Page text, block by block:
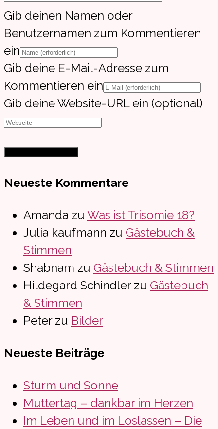
Gib deinen Namen oder
Benutzernamen zum Kommentieren
ein
Gib deine E-Mail-Adresse zum
Kommentieren ein
Gib deine Website-URL ein (optional)
Neueste Kommentare
Amanda zu Was ist Trisomie 18?
Julia kaufmann zu Gästebuch &
Stimmen
Shabnam zu Gästebuch & Stimmen
Hildegard Schindlerzu Gästebuch
& Stimmen
Peterzu Bilder
Neueste Beiträge
Sturm und Sonne
Muttertag – dankbar im Herzen
Im Leben und im Loslassen – Die